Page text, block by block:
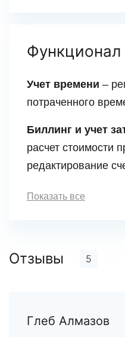
Функционал
Учет времени –
потраченного
Биллинг и учет
расчет стоимости
редактирование
Показать все
Отзывы 5
Глеб Алмазов